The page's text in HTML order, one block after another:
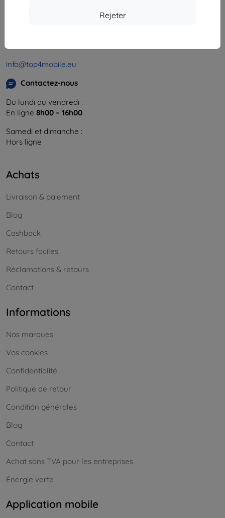
Rejeter
info@top4mobile.eu
Contactez-nous
Du lundi au vendredi :
En ligne 8h00 – 16h00
Samedi et dimanche :
Hors ligne
Achats
Livraison & paiement
Blog
Cashback
Retours faciles
Réclamations & retours
Contact
Informations
Nos marques
Vos cookies
Confidentialité
Politique de retour
Conditión générales
Blog
Contact
Achat sans TVA pour les entreprises
Énergie verte
Application mobile